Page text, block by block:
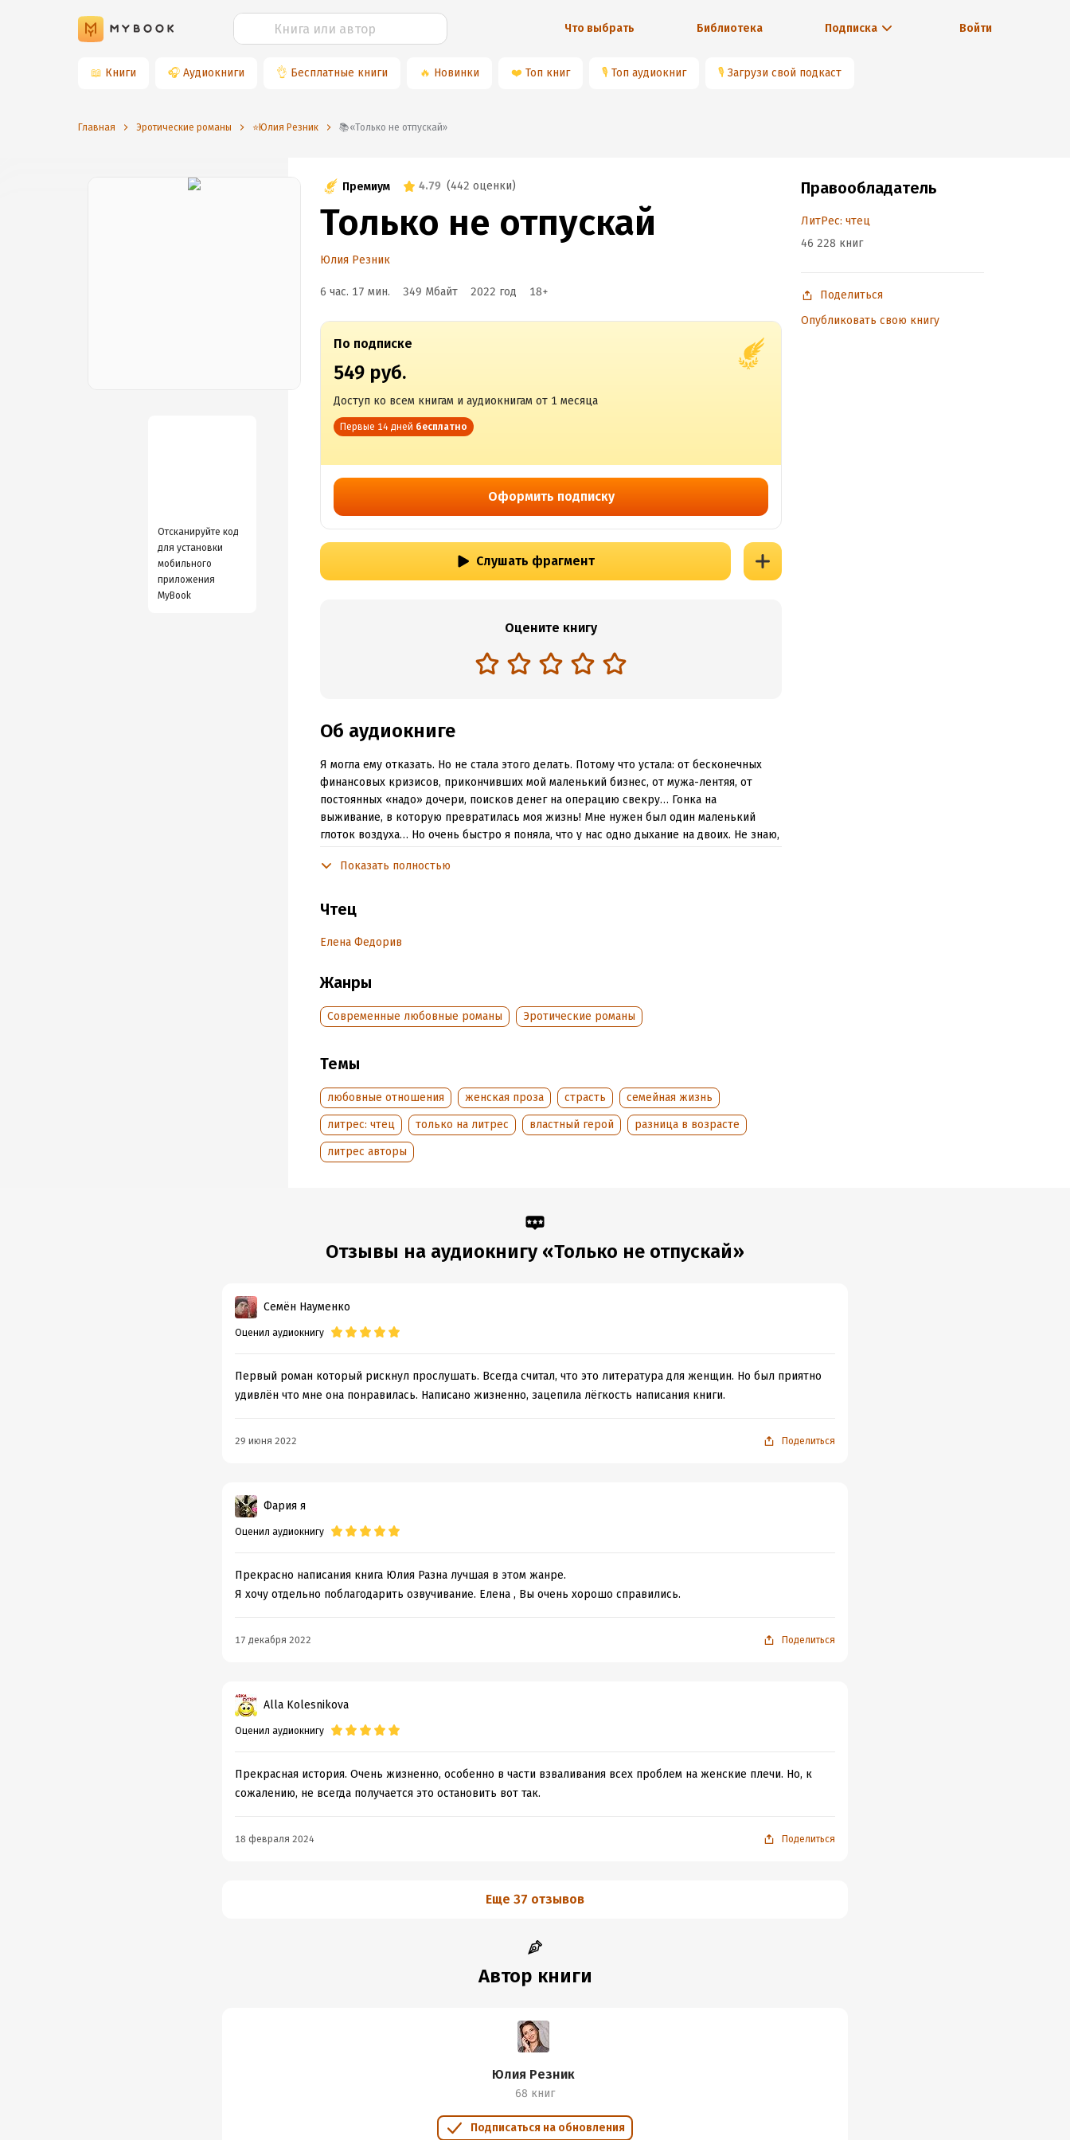
Что выбрать Библиотека Подписка Войти
📖 Книги 🎧 Аудиокниги 👌 Бесплатные книги 🔥 Новинки ❤️ Топ книг 🎙 Топ аудиокниг 🎙 Загрузи свой подкаст
Главная Эротические романы ⭐️Юлия Резник 📚«Только не отпускай»
Отсканируйте код
для установки
мобильного
приложения
MyBook
Премиум 4.79 (442 оценки)
Только не отпускай
Юлия Резник
6 час. 17 мин. 349 Мбайт 2022 год 18+
По подписке
549 руб.
Доступ ко всем книгам и аудиокнигам от 1 месяца
Первые 14 дней бесплатно
Оформить подписку
Слушать фрагмент
Оцените книгу
Об аудиокниге
Я могла ему отказать. Но не стала этого делать. Потому что устала: от бесконечных
финансовых кризисов, прикончивших мой маленький бизнес, от мужа-лентяя, от
постоянных «надо» дочери, поисков денег на операцию свекру… Гонка на
выживание, в которую превратилась моя жизнь! Мне нужен был один маленький
глоток воздуха… Но очень быстро я поняла, что у нас одно дыхание на двоих. Не знаю,
счастья не построить…
Контакты Артиста :
– Website: https://www.serpentsoundstudios.com
Подробная информация
Год издания:2022
Дата поступления:21 июня 2022
Показать полностью
Чтец
Елена Федорив
Жанры
Современные любовные романы Эротические романы
Темы
любовные отношения женская проза страсть
семейная жизнь
литрес: чтец
только на литрес властный герой
разница в возрасте
литрес авторы
Правообладатель
ЛитРес: чтец
46 228 книг
Поделиться
Опубликовать свою книгу
Отзывы на аудиокнигу «Только не отпускай»
Семён Науменко
Оценил аудиокнигу
Первый роман который рискнул прослушать. Всегда считал, что это литература для женщин. Но был приятно
удивлён что мне она понравилась. Написано жизненно, зацепила лёгкость написания книги.
29 июня 2022 Поделиться
Фария я
Оценил аудиокнигу
Прекрасно написания книга Юлия Разна лучшая в этом жанре.
Я хочу отдельно поблагодарить озвучивание. Елена , Вы очень хорошо справились.
17 декабря 2022 Поделиться
Alla Kolesnikova
Оценил аудиокнигу
Прекрасная история. Очень жизненно, особенно в части взваливания всех проблем на женские плечи. Но, к
сожалению, не всегда получается это остановить вот так.
18 февраля 2024 Поделиться
Еще 37 отзывов
Автор книги
Юлия Резник
68 книг
Подписаться на обновления